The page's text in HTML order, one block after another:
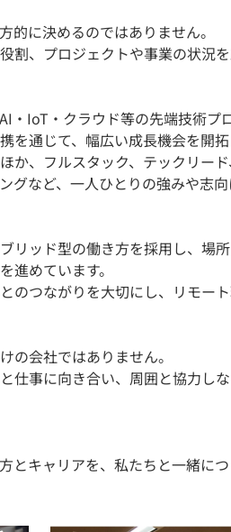
的に決めるのではありません。
割、プロジェクトや事業の状況
・IoT・クラウド等の先端技術プ
通じて、幅広い成長機会を開拓
か、フルスタック、テックリー
グなど、一人ひとりの強みや志
リッド型の働き方を採用し、場
進めています。
のつながりを大切にし、リモー
の会社ではありません。
仕事に向き合い、周囲と協力し
とキャリアを、私たちと一緒に